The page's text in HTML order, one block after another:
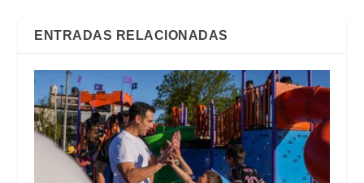
ENTRADAS RELACIONADAS